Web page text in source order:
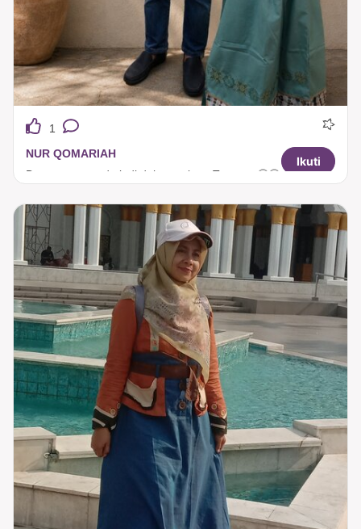
1
NUR QOMARIAH
Ikuti
Dg warna senada jadi deh couplean Tuneeca🤩😍